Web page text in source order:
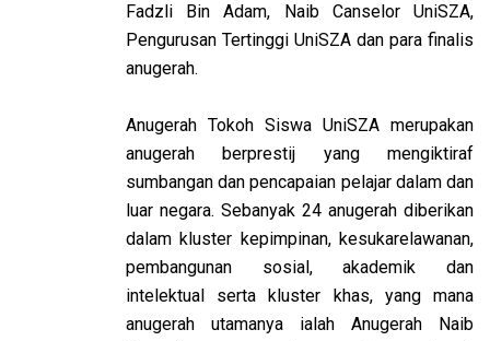
Fadzli Bin Adam, Naib Canselor UniSZA,
Pengurusan Tertinggi UniSZA dan para finalis
anugerah.
Anugerah Tokoh Siswa UniSZA merupakan
anugerah berprestij yang mengiktiraf
sumbangan dan pencapaian pelajar dalam dan
luar negara. Sebanyak 24 anugerah diberikan
dalam kluster kepimpinan, kesukarelawanan,
pembangunan sosial, akademik dan
intelektual serta kluster khas, yang mana
anugerah utamanya ialah Anugerah Naib